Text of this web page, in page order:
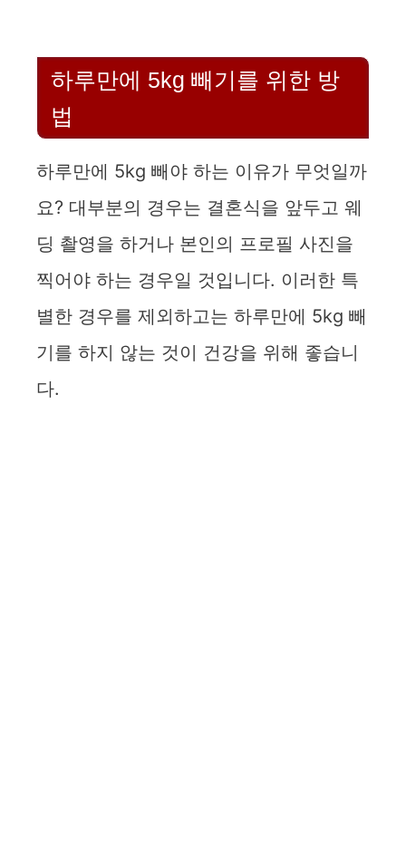
o
하루만에 5kg 빼기를 위한 방
법
하루만에 5kg 빼야 하는 이유가 무엇일까
요? 대부분의 경우는 결혼식을 앞두고 웨
딩 촬영을 하거나 본인의 프로필 사진을
찍어야 하는 경우일 것입니다. 이러한 특
별한 경우를 제외하고는 하루만에 5kg 빼
기를 하지 않는 것이 건강을 위해 좋습니
다.